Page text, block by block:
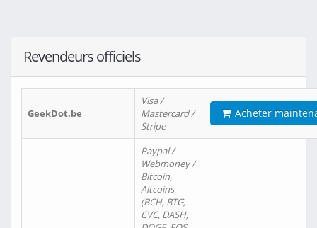
Revendeurs officiels
GeekDot.be
Visa /
Mastercard /
Stripe
Acheter
Paypal /
Webmoney /
Bitcoin,
Altcoins
(BCH, BTG,
CVC, DASH,